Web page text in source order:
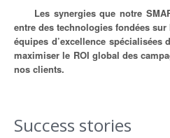
Les synergies que notre
entre des technologies fondées
équipes d’excellence
maximiser le ROI global des
nos clients.
Success stories